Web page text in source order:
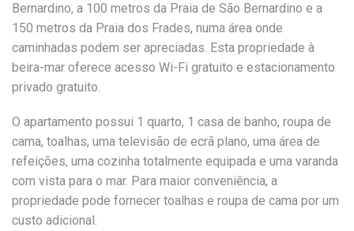
Bernardino, a 100 metros da Praia de São Bernardino e a
150 metros da Praia dos Frades, numa área onde
caminhadas podem ser apreciadas. Esta propriedade à
beira-mar oferece acesso Wi-Fi gratuito e estacionamento
privado gratuito.
O apartamento possui 1 quarto, 1 casa de banho, roupa de
cama, toalhas, uma televisão de ecrã plano, uma área de
refeições, uma cozinha totalmente equipada e uma varanda
com vista para o mar. Para maior conveniência, a
propriedade pode fornecer toalhas e roupa de cama por um
custo adicional.